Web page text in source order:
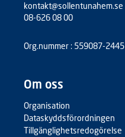
kontakt@sollentunahem.se
08-626 08 00
Org.nummer : 559087-2445
Om oss
Organisation
Dataskyddsförordningen
Tillgänglighetsredogörelse